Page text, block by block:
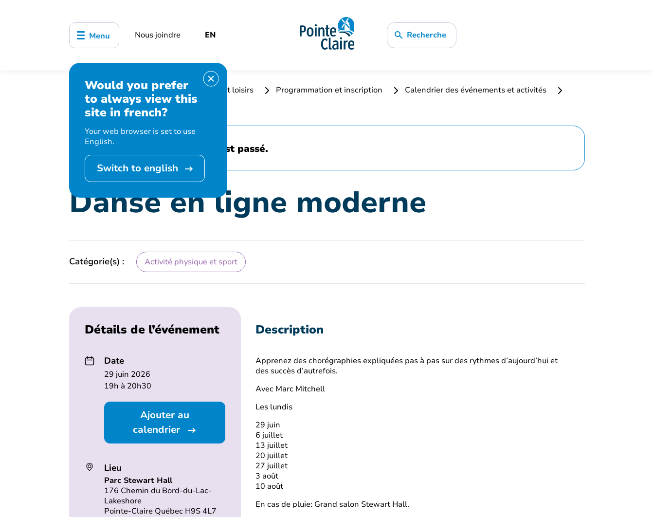
Menu Nous joindre EN Recherche
Would you prefer
to always view this
site in french?
Your web browser is set to use
English.
Switch to english
Accueil Bibliothèque, culture, sports et loisirs Programmation et inscription
Calendrier des événements et activités
Danse en ligne moderne
Cet événement est passé.
Danse en ligne moderne
Catégorie(s) : Activité physique et sport
Détails de l’événement
Date
29 juin 2026
19h à 20h30
Ajouter au
calendrier
Lieu
Parc Stewart Hall
176 Chemin du Bord-du-Lac-
Lakeshore
Pointe-Claire Québec H9S 4L7
Description
Apprenez des chorégraphies expliquées pas à pas sur des rythmes d’aujourd’hui et
des succès d’autrefois.
Avec Marc Mitchell
Les lundis
29 juin
6 juillet
13 juillet
20 juillet
27 juillet
3 août
10 août
En cas de pluie: Grand salon Stewart Hall.